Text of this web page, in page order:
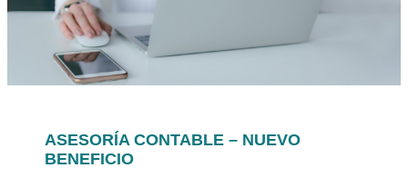
ASESORÍA CONTABLE – NUEVO
BENEFICIO